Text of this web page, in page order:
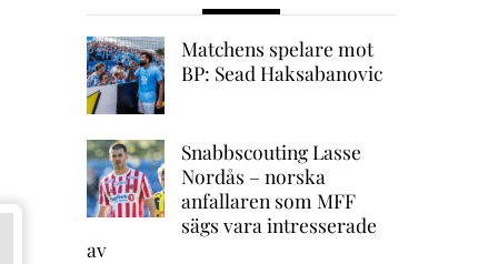
Matchens spelare mot
BP: Sead Haksabanovic
Snabbscouting Lasse
Nordås – norska
anfallaren som MFF
sägs vara intresserade
av